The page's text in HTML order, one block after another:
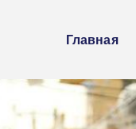
Главная